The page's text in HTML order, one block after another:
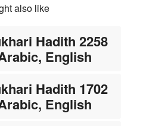
also like
Hadith 2258
English
Hadith 1702
English